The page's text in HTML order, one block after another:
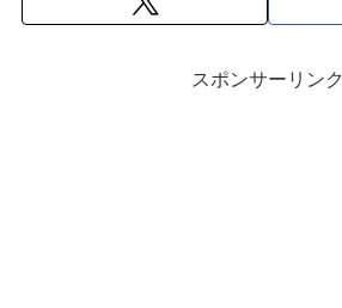
スポンサーリンク